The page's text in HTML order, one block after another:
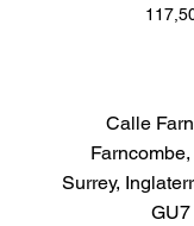
Precio
Calle
Surrey,